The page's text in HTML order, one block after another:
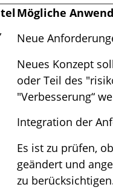
Mögliche
Neue
Neues Konzept
oder Teil des
"Verbesserung“
Integration der
Es ist zu prüfen,
geändert und
zu